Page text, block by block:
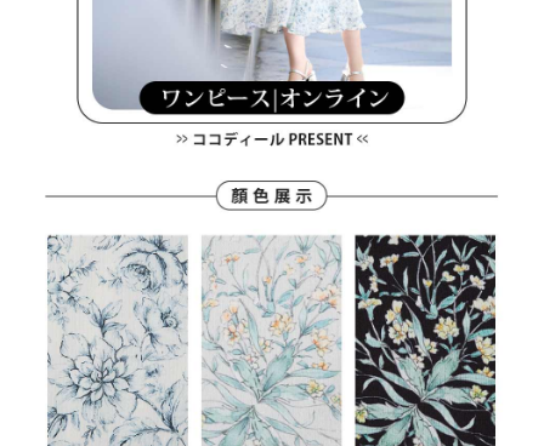
３．未成年的使用者請事先徵得法定代理人或監護人之同意方可使用
「AFTEE先享後付」，若未經同意申辦者引起之損失，本公司不負相關責
４．使用「AFTEE先享後付」時，將依據個別帳號之用戶狀況，依本公司即
時審查核予不同之上限額度；若仍有額度不足之情形，本公司將視審查結果
請求用戶進行身份認證。
５．嚴禁一人註冊多個帳號或使用他人資訊註冊。若發現惡意使用之情形，
每筆NT$80，滿NT$2,000(含以上)免運費
離島宅配
每筆NT$280，滿NT$2,000(含以上)免運費